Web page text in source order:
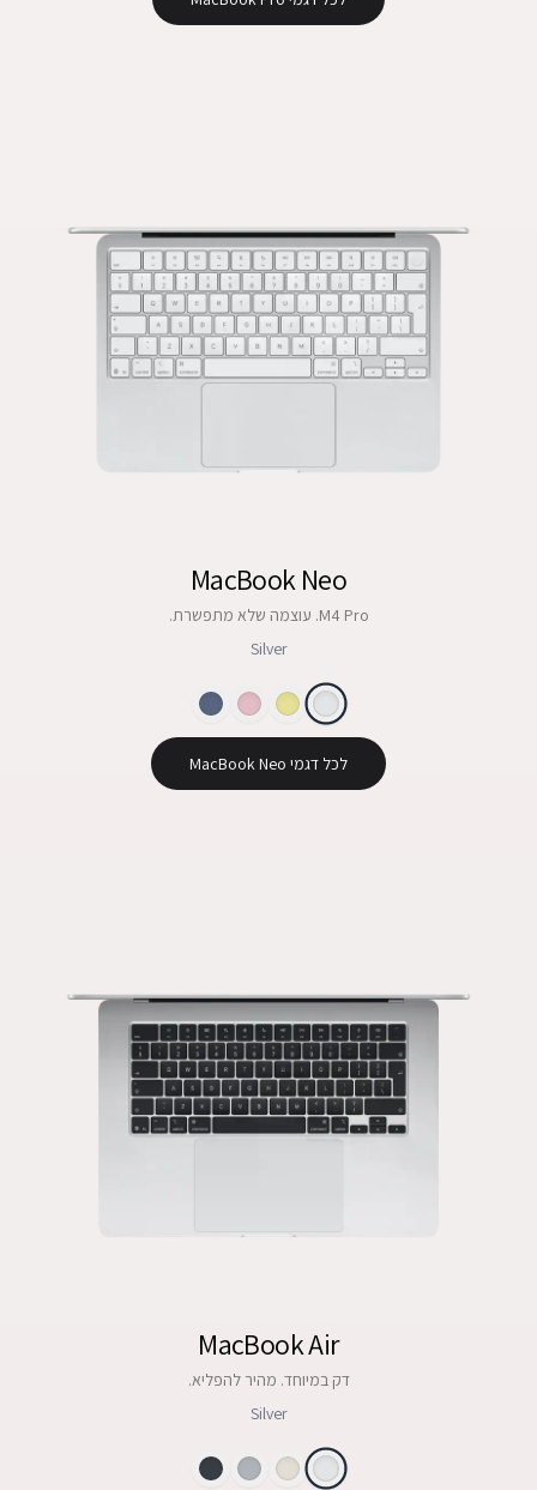
MacBook Neo
M4 Pro. עוצמה שלא מתפשרת.
Silver
לכל דגמי MacBook Neo
MacBook Air
דק במיוחד. מהיר להפליא.
Silver